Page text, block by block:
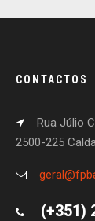
CONTACTOS
Rua Júlio
2500-225
(+351)